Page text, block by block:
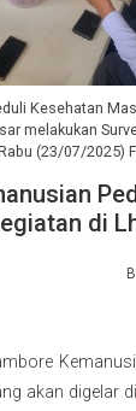
Kesehatan
melakukan
(23/07/2025)
di
akan digelar